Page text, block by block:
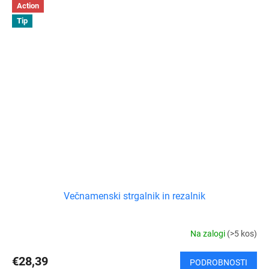
Action
Tip
Večnamenski strgalnik in rezalnik
Na zalogi (>5 kos)
€28,39 PODROBNOSTI